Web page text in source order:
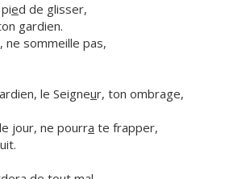
ed de glisser,
gardien.
ne sommeille pas,
le Seigneur, ton ombrage,
jour, ne pourra te frapper,